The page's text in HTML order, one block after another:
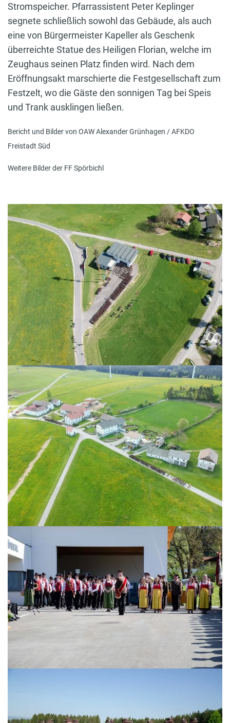
Stromspeicher. Pfarrassistent Peter Keplinger
segnete schließlich sowohl das Gebäude, als auch
eine von Bürgermeister Kapeller als Geschenk
überreichte Statue des Heiligen Florian, welche im
Zeughaus seinen Platz finden wird. Nach dem
Eröffnungsakt marschierte die Festgesellschaft zum
Festzelt, wo die Gäste den sonnigen Tag bei Speis
und Trank ausklingen ließen.
Bericht und Bilder von OAW Alexander Grünhagen / AFKDO
Freistadt Süd
Weitere Bilder der FF Spörbichl